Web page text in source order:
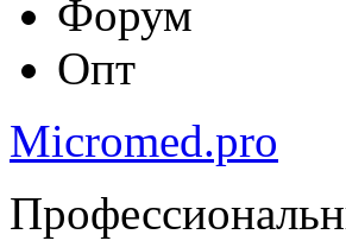
Форум
Опт
Micromed.pro